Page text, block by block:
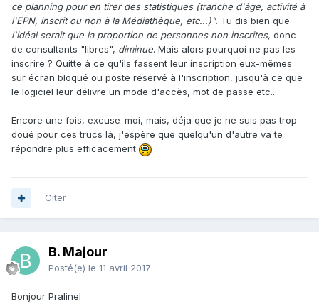
ce planning pour en tirer des statistiques (tranche d'âge, activité à
l'EPN, inscrit ou non à la Médiathèque, etc...)". Tu dis bien que
l'idéal serait que la proportion de personnes non inscrites, donc
de consultants "libres", diminue. Mais alors pourquoi ne pas les
inscrire ? Quitte à ce qu'ils fassent leur inscription eux-mêmes
sur écran bloqué ou poste réservé à l'inscription, jusqu'à ce que
le logiciel leur délivre un mode d'accès, mot de passe etc...
Encore une fois, excuse-moi, mais, déja que je ne suis pas trop
doué pour ces trucs là, j'espère que quelqu'un d'autre va te
répondre plus efficacement
Citer
B. Majour
Posté(e) le 11 avril 2017
Bonjour Pralinel